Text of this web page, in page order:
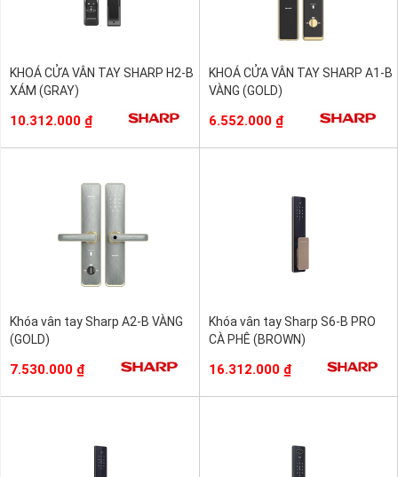
KHOÁ CỬA VÂN TAY SHARP H2-B
XÁM (GRAY)
10.312.000 ₫
KHOÁ CỬA VÂN TAY SHARP A1-B
VÀNG (GOLD)
6.552.000 ₫
Khóa vân tay Sharp A2-B VÀNG
(GOLD)
7.530.000 ₫
Khóa vân tay Sharp S6-B PRO
CÀ PHÊ (BROWN)
16.312.000 ₫